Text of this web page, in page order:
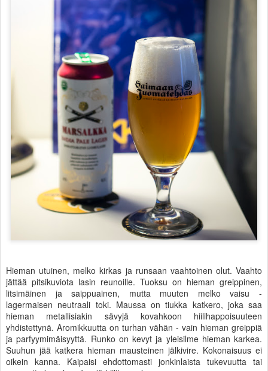
Hieman utuinen, melko kirkas ja runsaan vaahtoinen olut. Vaahto
jättää pitsikuviota lasin reunoille. Tuoksu on hieman greippinen,
litsimäinen ja saippuainen, mutta muuten melko vaisu -
lagermaisen neutraali toki. Maussa on tiukka katkero, joka saa
hieman metallisiakin sävyjä kovahkoon hiilihappoisuuteen
yhdistettynä. Aromikkuutta on turhan vähän - vain hieman greippiä
ja parfyymimäisyyttä. Runko on kevyt ja yleisilme hieman karkea.
Suuhun jää katkera hieman mausteinen jälkivire. Kokonaisuus ei
oikein kanna. Kaipaisi ehdottomasti jonkinlaista tukevuutta tai